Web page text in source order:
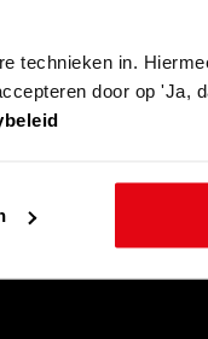
technieken in.
door op 'Ja,